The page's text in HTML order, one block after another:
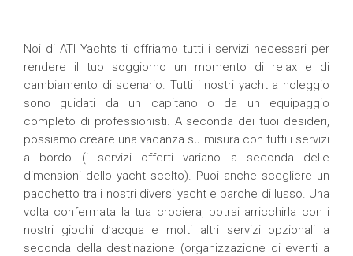
Noi di ATI Yachts ti offriamo tutti i servizi necessari per
rendere il tuo soggiorno un momento di relax e di
cambiamento di scenario. Tutti i nostri yacht a noleggio
sono guidati da un capitano o da un equipaggio
completo di professionisti. A seconda dei tuoi desideri,
possiamo creare una vacanza su misura con tutti i servizi
a bordo (i servizi offerti variano a seconda delle
dimensioni dello yacht scelto). Puoi anche scegliere un
pacchetto tra i nostri diversi yacht e barche di lusso. Una
volta confermata la tua crociera, potrai arricchirla con i
nostri giochi d’acqua e molti altri servizi opzionali a
seconda della destinazione (organizzazione di eventi a